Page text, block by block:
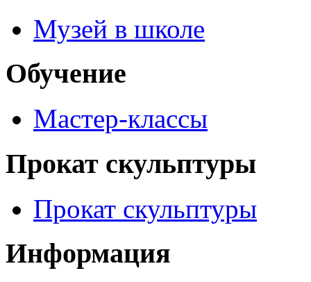
Музей в школе
Обучение
Мастер-классы
Прокат скульптуры
Прокат скульптуры
Информация